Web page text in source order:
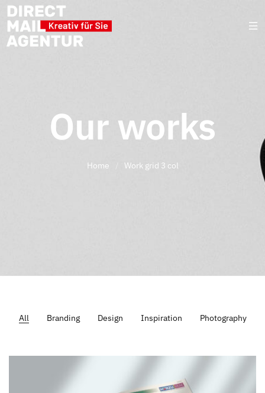
Our works
Home Work grid 3 col
All Branding Design Inspiration Photography